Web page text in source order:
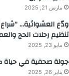
مارس 21, 2025
ودّع العشوائية…
تنظيم رحلات الحج
مايو 23, 2025
جولة صحفية في حياة
يناير 26, 2025